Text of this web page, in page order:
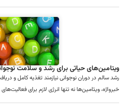
ویتامین‌های حیاتی برای رشد و سلامت
رشد سالم در دوران نوجوانی نیازمند تغذیه کامل و
خبرواژه، ویتامین‌ها نه تنها انرژی لازم برای فعالیت‌های